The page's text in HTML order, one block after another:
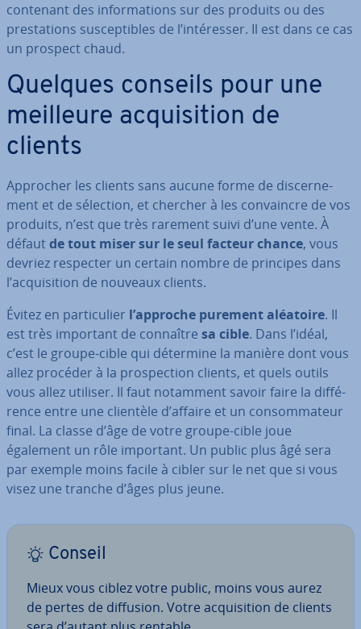
contenant des in­for­ma­tions sur des produits ou des
pres­ta­tions sus­cep­tibles de l’in­té­res­ser. Il est dans ce cas
un prospect chaud.
Quelques conseils pour une
meilleure ac­qui­si­tion de
clients
Approcher les clients sans aucune forme de dis­cer­ne­
ment et de sélection, et chercher à les con­vaincre de vos
produits, n’est que très rarement suivi d’une vente. À
défautde tout miser sur le seul facteur chance, vous
devriez respecter un certain nombre de principes dans
l’ac­qui­si­tion de nouveaux clients.
Évitez en par­ti­cu­lier l’approche purement aléatoire. Il
est très important de connaître sa cible. Dans l’idéal,
c’est le groupe-cible qui détermine la manière dont vous
allez procéder à la pros­pec­tion clients, et quels outils
vous allez utiliser. Il faut notamment savoir faire la dif­fé­
rence entre une clientèle d’affaire et un con­som­ma­teur
final. La classe d’âge de votre groupe-cible joue
également un rôle important. Un public plus âgé sera
par exemple moins facile à cibler sur le net que si vous
visez une tranche d’âges plus jeune.
Conseil
Mieux vous ciblez votre public, moins vous aurez
de pertes de diffusion. Votre ac­qui­si­tion de clients